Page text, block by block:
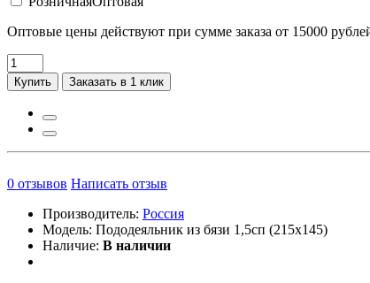
Оптовые цены действуют при сумме заказа от 15000
Купить Заказать в 1 клик
0 отзывов Написать отзыв
Производитель: Россия
Модель: Пододеяльник из бязи 1,5сп (215х145)
Наличие: В наличии